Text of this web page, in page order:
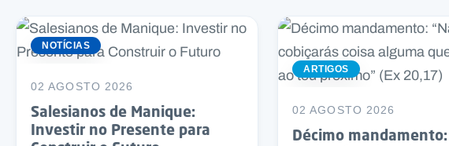
NOTÍCIAS
02 AGOSTO 2026
Salesianos de Manique:
Investir no Presente para
ARTIGOS
02 AGOSTO 2026
Décimo